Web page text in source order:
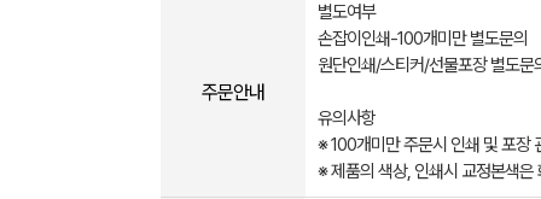
주문안내
별도여부
손잡이인쇄-100개미만 별도문의
원단인쇄/스티커/선물포장 별도문
유의사항
※ 100개미만 주문시 인쇄 및 포장
※ 제품의 색상, 인쇄시 교정본색